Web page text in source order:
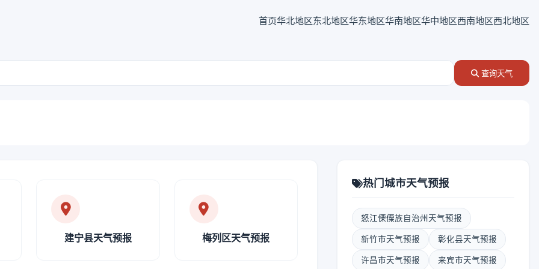
首页华北地区东北地区华东地区华南地区华中地区西南地区西北地区
查询天气
建宁县天气预报 梅列区天气预报
热门城市天气预报
怒江傈僳族自治州天气预报
新竹市天气预报 彰化县天气预报
许昌市天气预报 来宾市天气预报